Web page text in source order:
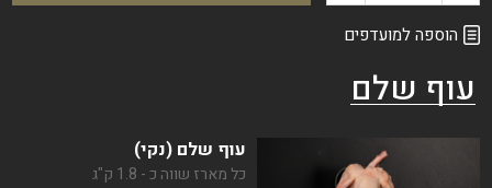
של
כנפיים
חצויים
הוספה למועדפים
עוף שלם
עוף שלם (נקי)
כל מארז שווה כ - 1.8 ק"ג